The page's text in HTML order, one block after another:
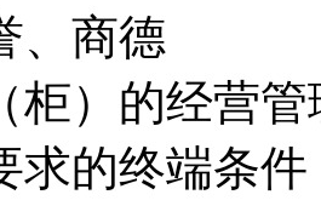
、商德
柜）的经营管
求的终端条件